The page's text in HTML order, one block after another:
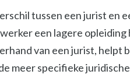
tussen een jurist en
een lagere
van een jurist, helpt
meer specifieke